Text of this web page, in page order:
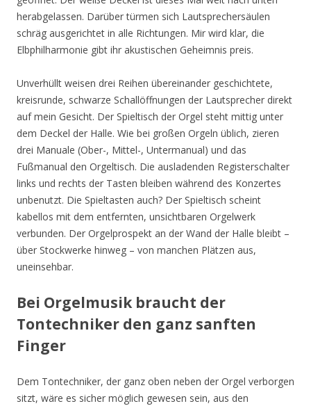
herabgelassen. Darüber türmen sich Lautsprechersäulen
schräg ausgerichtet in alle Richtungen. Mir wird klar, die
Elbphilharmonie gibt ihr akustischen Geheimnis preis.
Unverhüllt weisen drei Reihen übereinander geschichtete,
kreisrunde, schwarze Schallöffnungen der Lautsprecher direkt
auf mein Gesicht. Der Spieltisch der Orgel steht mittig unter
dem Deckel der Halle. Wie bei großen Orgeln üblich, zieren
drei Manuale (Ober-, Mittel-, Untermanual) und das
Fußmanual den Orgeltisch. Die ausladenden Registerschalter
links und rechts der Tasten bleiben während des Konzertes
unbenutzt. Die Spieltasten auch? Der Spieltisch scheint
kabellos mit dem entfernten, unsichtbaren Orgelwerk
verbunden. Der Orgelprospekt an der Wand der Halle bleibt –
über Stockwerke hinweg – von manchen Plätzen aus,
uneinsehbar.
Bei Orgelmusik braucht der
Tontechniker den ganz sanften
Finger
Dem Tontechniker, der ganz oben neben der Orgel verborgen
sitzt, wäre es sicher möglich gewesen sein, aus den